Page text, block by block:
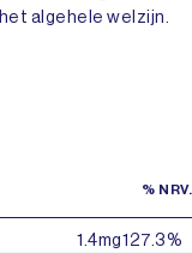
algehele welzijn.
% NRV.
1.4mg127.3%